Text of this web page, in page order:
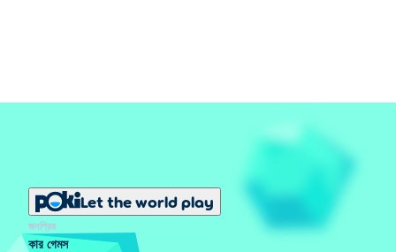
Let the world play
জনপ্রিয়
কার গেমস